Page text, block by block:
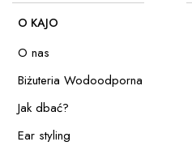
O KAJO
O nas
Biżuteria Wodoodporna
Jak dbać?
Ear styling